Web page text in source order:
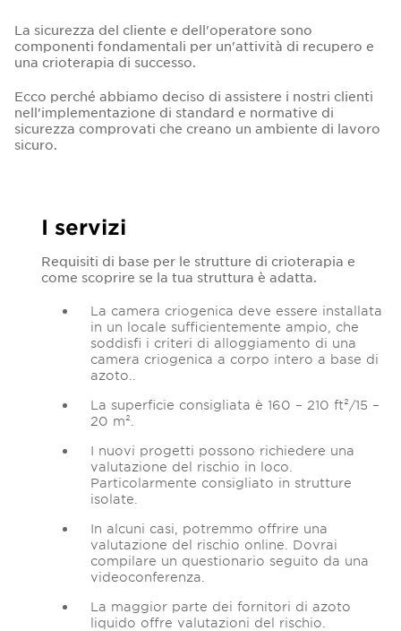
La sicurezza del cliente e dell'operatore sono
componenti fondamentali per un'attività di recupero e
una crioterapia di successo.
Ecco perché abbiamo deciso di assistere i nostri clienti
nell'implementazione di standard e normative di
sicurezza comprovati che creano un ambiente di lavoro
sicuro.
I servizi
Requisiti di base per le strutture di crioterapia e
come scoprire se la tua struttura è adatta.
La camera criogenica deve essere installata
in un locale sufficientemente ampio, che
soddisfi i criteri di alloggiamento di una
camera criogenica a corpo intero a base di
azoto..
La superficie consigliata è 160 – 210 ft²/15 –
20 m².
I nuovi progetti possono richiedere una
valutazione del rischio in loco.
Particolarmente consigliato in strutture
isolate.
In alcuni casi, potremmo offrire una
valutazione del rischio online. Dovrai
compilare un questionario seguito da una
videoconferenza.
La maggior parte dei fornitori di azoto
liquido offre valutazioni del rischio.